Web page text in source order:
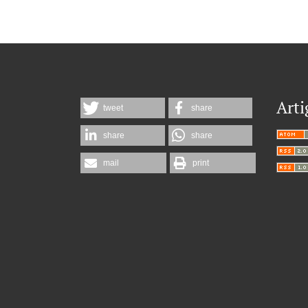
tweet share
share share
mail print